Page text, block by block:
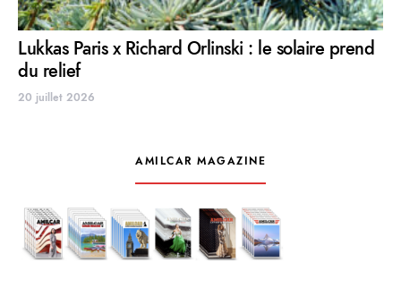
Lukkas Paris x Richard Orlinski : le solaire prend
du relief
20 juillet 2026
AMILCAR MAGAZINE